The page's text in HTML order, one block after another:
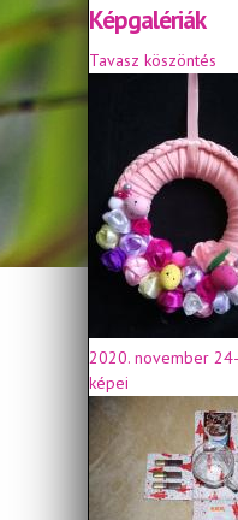
Képgalériák
Tavasz köszöntés
2020. november
képei